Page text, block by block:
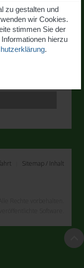
zu gestalten und
wir Cookies.
stimmen Sie der
hierzu
.
1313 e.V.
Sitemap / Inhalt